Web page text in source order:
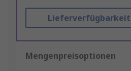
Mengenpreisoptionen